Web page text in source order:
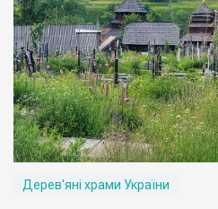
Дерев'яні храми України